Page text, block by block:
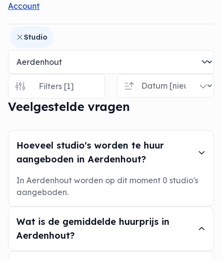
Account
Studio
Filters [1]
Veelgestelde vragen
Hoeveel studio's worden te huur
aangeboden in Aerdenhout?
In Aerdenhout worden op dit moment 0 studio's
aangeboden.
Wat is de gemiddelde huurprijs in
Aerdenhout?